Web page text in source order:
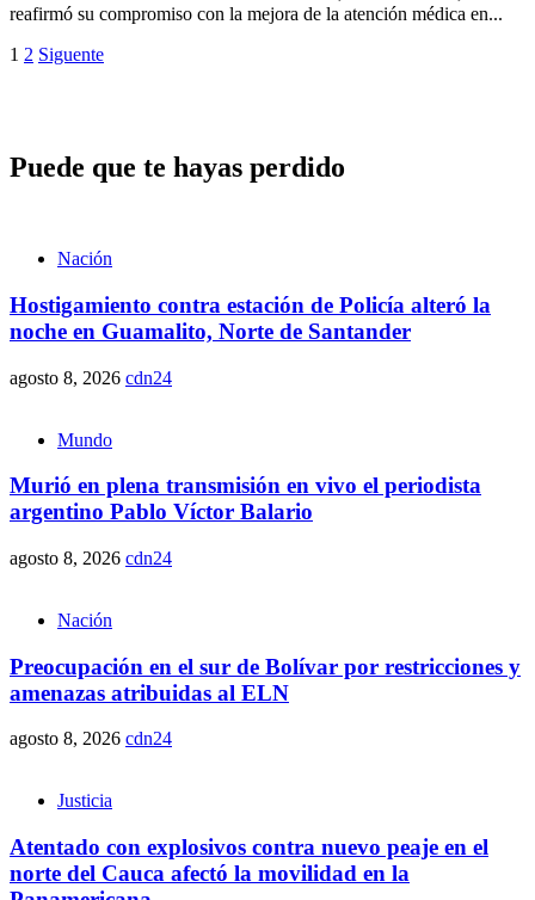
reafirmó su compromiso con la mejora de la atención médica en...
Paginación
1 2 Siguente
Puede que te hayas perdido
Nación
Hostigamiento contra estación de Policía alteró la
noche en Guamalito, Norte de Santander
agosto 8, 2026 cdn24
Mundo
Murió en plena transmisión en vivo el periodista
argentino Pablo Víctor Balario
agosto 8, 2026 cdn24
Nación
Preocupación en el sur de Bolívar por restricciones y
amenazas atribuidas al ELN
agosto 8, 2026 cdn24
Justicia
Atentado con explosivos contra nuevo peaje en el
norte del Cauca afectó la movilidad en la